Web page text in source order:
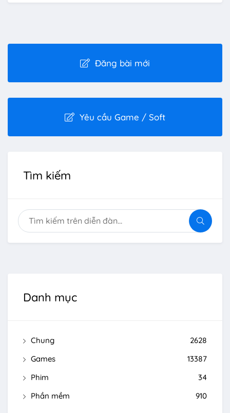
Đăng bài mới
Yêu cầu Game / Soft
Tìm kiếm
Danh mục
Chung
2628
Games
13387
Phim
34
Phần mềm
910